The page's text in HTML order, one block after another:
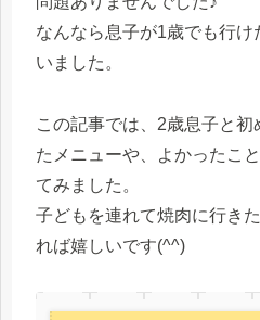
なんなら息子が1歳でも行
いました。
この記事では、2歳息子と
たメニューや、よかったこ
てみました。
子どもを連れて焼肉に行き
れば嬉しいです(^^)